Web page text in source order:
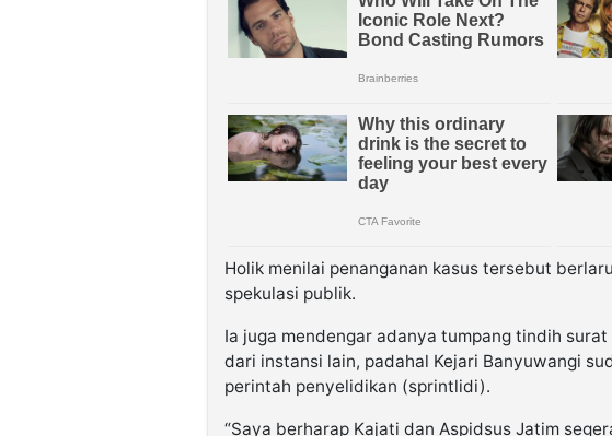
Holik menilai penanganan kasus tersebut
spekulasi publik.
Ia juga mendengar adanya tumpang tindih
dari instansi lain, padahal Kejari Banyuwangi
perintah penyelidikan (sprintlidi).
“Saya berharap Kajati dan Aspidsus Jatim